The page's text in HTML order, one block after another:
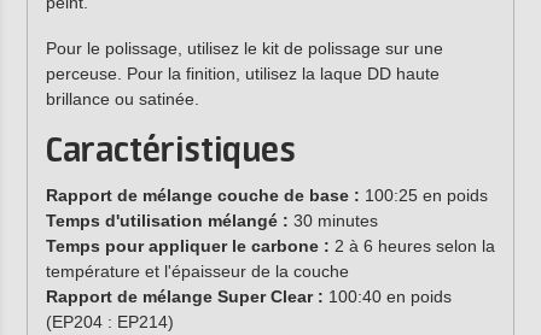
Pour le polissage, utilisez le kit de polissage sur une
perceuse. Pour la finition, utilisez la laque DD haute
brillance ou satinée.
Caractéristiques
Rapport de mélange couche de base : 100:25 en poids
Temps d'utilisation mélangé : 30 minutes
Temps pour appliquer le carbone : 2 à 6 heures selon la
température et l'épaisseur de la couche
Rapport de mélange Super Clear : 100:40 en poids
(EP204 : EP214)